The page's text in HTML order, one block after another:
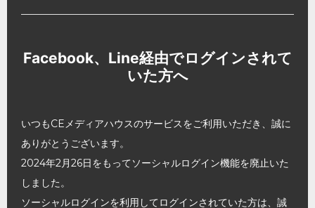
Facebook、Line経由でログインされて
いた方へ
いつもCEメディアハウスのサービスをご利用いただき、誠に
ありがとうございます。
2024年2月26日をもってソーシャルログイン機能を廃止いた
しました。
ソーシャルログインを利用してログインされていた方は、誠